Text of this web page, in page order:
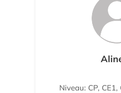
Niveau: CP,